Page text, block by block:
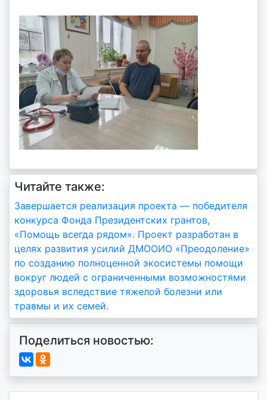
Читайте также:
Навигация
по
записям
Завершается реализация проекта — победителя
конкурса Фонда Президентских грантов,
«Помощь всегда рядом». Проект разработан в
целях развития усилий ДМООИО «Преодоление»
по созданию полноценной экосистемы помощи
вокруг людей с ограниченными возможностями
здоровья вследствие тяжелой болезни или
травмы и их семей.
Поделиться новостью: